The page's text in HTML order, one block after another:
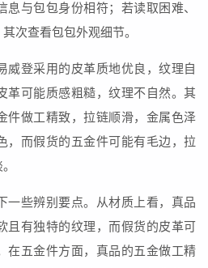
与包包身份相符；若读取困难、
次查看包包外观细节。
威登采用的皮革质地优良，纹理自
革可能质感粗糙，纹理不自然。其
件做工精致，拉链顺滑，金属色泽
，而假货的五金件可能有毛边，拉
一些辨别要点。从材质上看，真品
且有独特的纹理，而假货的皮革可
在五金件方面，真品的五金做工精